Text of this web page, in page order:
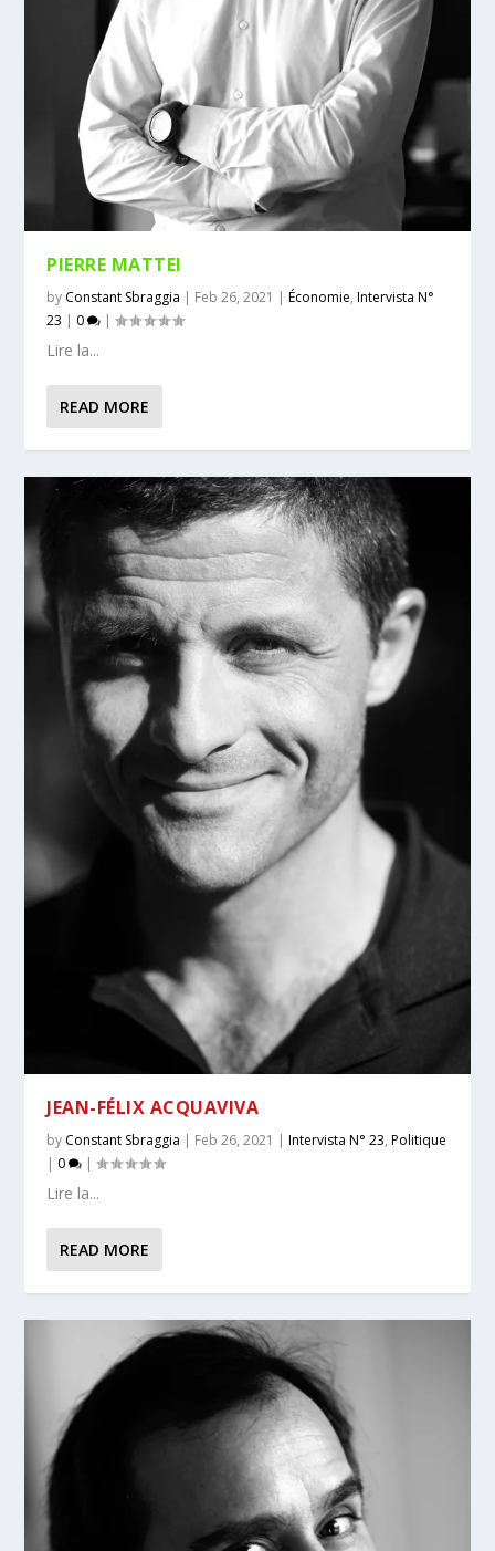
PIERRE MATTEI
by Constant Sbraggia | Feb 26, 2021 |Économie,Intervista N°
23 | 0 |
Lire la...
READ MORE
JEAN-FÉLIX ACQUAVIVA
by Constant Sbraggia | Feb 26, 2021 |Intervista N° 23,Politique
| 0 |
Lire la...
READ MORE